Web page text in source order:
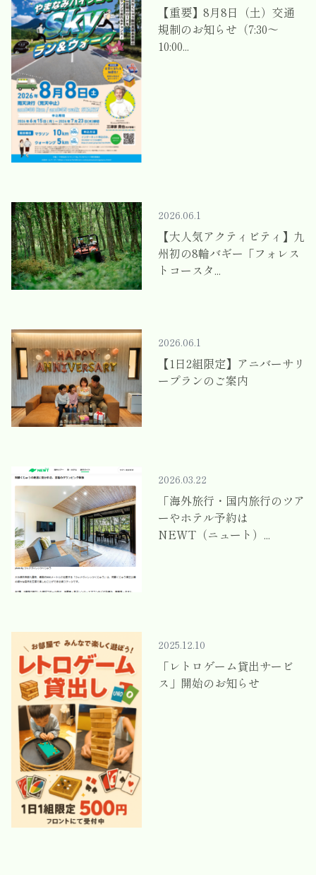
【重要】8月8日（土）交通
規制のお知らせ（7:30～
10:00...
2026.06.1
【大人気アクティビティ】九
州初の8輪バギー「フォレス
トコースタ...
2026.06.1
【1日2組限定】アニバーサリ
ープランのご案内
2026.03.22
「海外旅行・国内旅行のツア
ーやホテル予約は
NEWT（ニュート）...
2025.12.10
「レトロゲーム貸出サービ
ス」開始のお知らせ